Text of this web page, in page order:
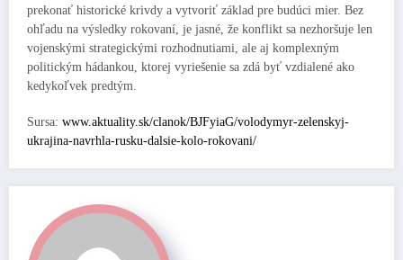
prekonať historické krivdy a vytvoriť základ pre budúci mier. Bez
ohľadu na výsledky rokovaní, je jasné, že konflikt sa nezhoršuje len
vojenskými strategickými rozhodnutiami, ale aj komplexným
politickým hádankou, ktorej vyriešenie sa zdá byť vzdialené ako
kedykoľvek predtým.
Sursa: www.aktuality.sk/clanok/BJFyiaG/volodymyr-zelenskyj-
ukrajina-navrhla-rusku-dalsie-kolo-rokovani/